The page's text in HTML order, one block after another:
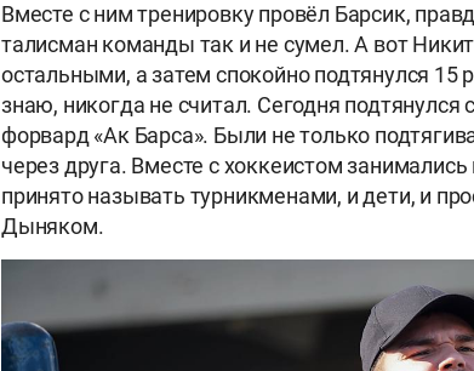
Вместе с ним тренировку провёл Барсик,
талисман команды так и не сумел. А вот
остальными, а затем спокойно подтянулся 15
знаю, никогда не считал. Сегодня подтянулся
форвард «Ак Барса». Были не только
через друга. Вместе с хоккеистом
принято называть турникменами, и дети, и
Дыняком.